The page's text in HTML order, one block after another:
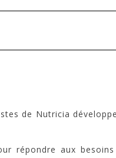
de Nutricia
répondre aux